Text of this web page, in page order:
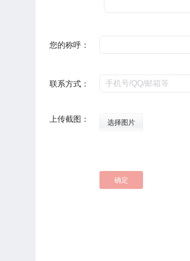
您的称呼：
联系方式：
上传截图： 选择图片
确定